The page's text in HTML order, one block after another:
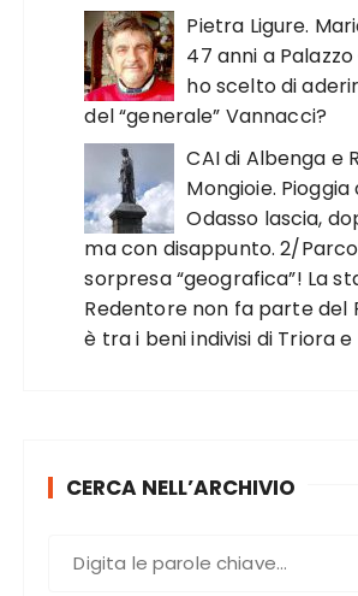
Pietra Ligure.
47 anni a
ho scelto di
del “generale” Vannacci?
CAI di Albenga e
Mongioie.
Odasso lascia,
ma con disappunto. 2/Parco
sorpresa “geografica”! La
Redentore non fa parte del
è tra i beni indivisi di Triora
CERCA NELL’ARCHIVIO